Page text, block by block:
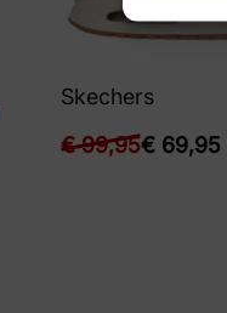
Skechers
€99,95€ 69,95